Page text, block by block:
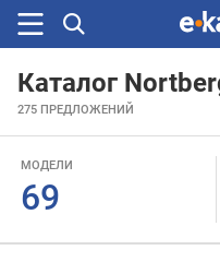
Искали
Каталог
275 ПРЕДЛОЖЕНИЙ
МОДЕЛИ
69